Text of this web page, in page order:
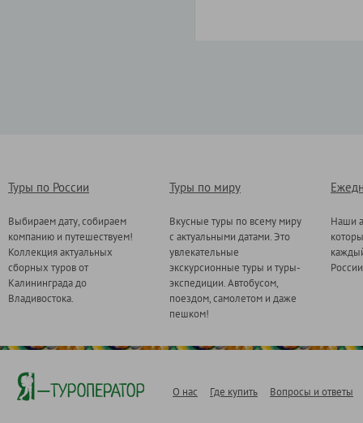
Туры по России
Выбираем дату, собираем
компанию и путешествуем!
Коллекция актуальных
сборных туров от
Калининграда до
Владивостока.
Туры по миру
Вкусные туры по всему миру
с актуальными датами. Это
увлекательные
экскурсионные туры и туры-
экспедиции. Автобусом,
поездом, самолетом и даже
пешком!
Наши
О нас Где купить Вопросы и ответы